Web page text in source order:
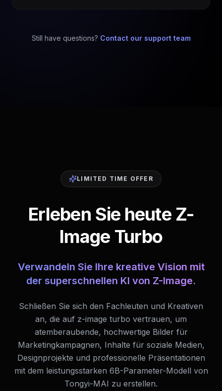
Still have questions? Contact our support team
LIMITED TIME OFFER
Erleben Sie heute Z-
Image Turbo
Verwandeln Sie Ihre kreative Vision mit
der superschnellen KI von Z-Image.
Schließen Sie sich den Fachleuten und Kreativen
an, die auf z-image turbo vertrauen, um
atemberaubende, hochwertige Bilder für
Marketingkampagnen, Inhalte für soziale Medien,
Designprojekte und professionelle Präsentationen
mit dem leistungsstarken 6B-Parameter-Modell von
Tongyi-MAI zu erstellen.